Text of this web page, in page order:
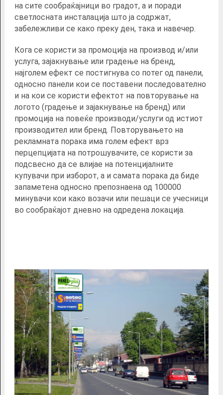
на сите сообраќајници во градот, а и поради
светлосната инсталација што ја содржат,
забележливи се како преку ден, така и навечер.
Кога се користи за промоција на производ и/или
услуга, зајакнување или градење на бренд,
најголем ефект се постигнува со потег од панели,
односно панели кои се поставени последователно
и на кои се користи ефектот на повторување на
логото (градење и зајакнување на бренд) или
промоција на повеќе производи/услуги од истиот
производител или бренд. Повторувањето на
рекламната порака има голем ефект врз
перцепцијата на потрошувачите, се користи за
подсвесно да се влијае на потенцијалните
купувачи при изборот, а и самата порака да биде
запаметена односно препознаена од 100000
минувачи кои како возачи или пешаци се учесници
во сообраќајот дневно на одредена локација.